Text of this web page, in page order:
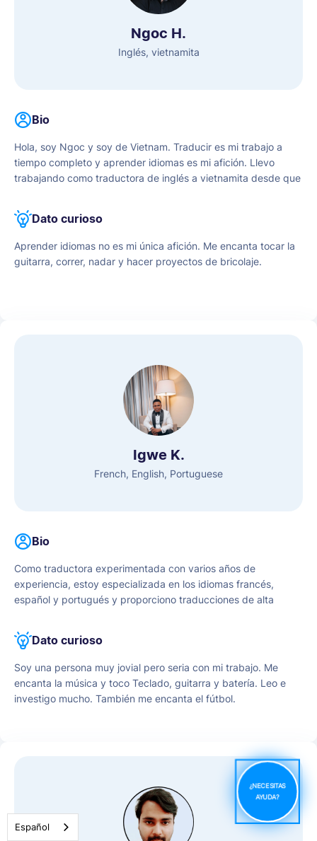
Ngoc H.
Inglés, vietnamita
Bio
Hola, soy Ngoc y soy de Vietnam. Traducir es mi trabajo a
tiempo completo y aprender idiomas es mi afición. Llevo
trabajando como traductora de inglés a vietnamita desde que
las mejores instituciones de enseñanza de idiomas de
Vietnam. Para mí, lo más satisfactorio de mi trabajo es que
tiene el poder de acercarse a las personas.
Dato curioso
Aprender idiomas no es mi única afición. Me encanta tocar la
guitarra, correr, nadar y hacer proyectos de bricolaje.
Igwe K.
French, English, Portuguese
Bio
Como traductora experimentada con varios años de
experiencia, estoy especializada en los idiomas francés,
español y portugués y proporciono traducciones de alta
salvar las diferencias lingüísticas y culturales. Con un historial
probado de traducciones de alta calidad, he trabajado con
varias empresas para ayudarles a ampliar su alcance global.
Mi compromiso con la precisión, la sensibilidad cultural y la
entrega puntual me han granjeado una reputación de
traductora fiable y cualificada.
Dato curioso
Soy una persona muy jovial pero seria con mi trabajo. Me
encanta la música y toco Teclado, guitarra y batería. Leo e
investigo mucho. También me encanta el fútbol.
¿NECESITAS
AYUDA?
Español